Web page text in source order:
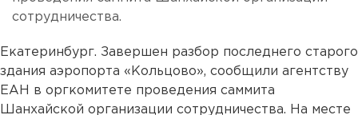
сотрудничества.
Екатеринбург. Завершен разбор последнего старого
здания аэропорта «Кольцово», сообщили агентству
ЕАН в оргкомитете проведения саммита
Шанхайской организации сотрудничества. На месте